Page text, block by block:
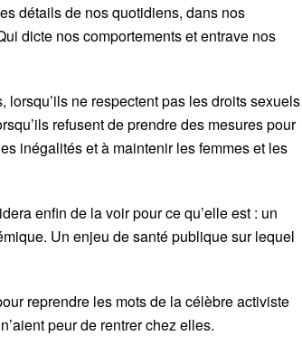
détails de nos quotidiens, dans nos
dicte nos comportements et entrave nos
ne respectent pas les droits sexuels
refusent de prendre des mesures pour
inégalités et à maintenir les femmes et les
enfin de la voir pour ce qu’elle est : un
Un enjeu de santé publique sur lequel
reprendre les mots de la célèbre activiste
peur de rentrer chez elles.